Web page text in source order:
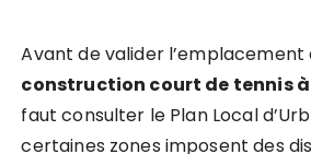
Avant de valider l’emplacement
construction court de tennis
faut consulter le Plan Local
certaines zones imposent des